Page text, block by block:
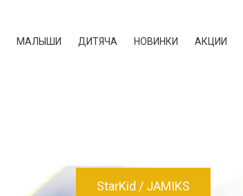
МАЛЫШИ ДИТЯЧА НОВИНКИ АКЦИИ
StarKid JAMIKS